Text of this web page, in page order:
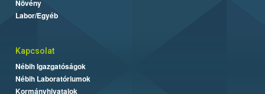
Növény
Labor/Egyéb
Kapcsolat
Nébih Igazgatóságok
Nébih Laboratóriumok
Kormányhivatalok